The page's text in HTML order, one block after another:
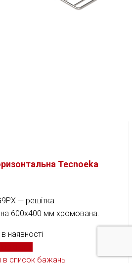
Tecnoeka
— решітка
600x400 мм хромована.
наявності
в список бажань